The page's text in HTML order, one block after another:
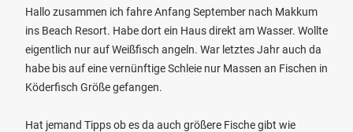
Hallo zusammen ich fahre Anfang September nach Makkum
ins Beach Resort. Habe dort ein Haus direkt am Wasser. Wollte
eigentlich nur auf Weißfisch angeln. War letztes Jahr auch da
habe bis auf eine vernünftige Schleie nur Massen an Fischen in
Köderfisch Größe gefangen.
Hat jemand Tipps ob es da auch größere Fische gibt wie